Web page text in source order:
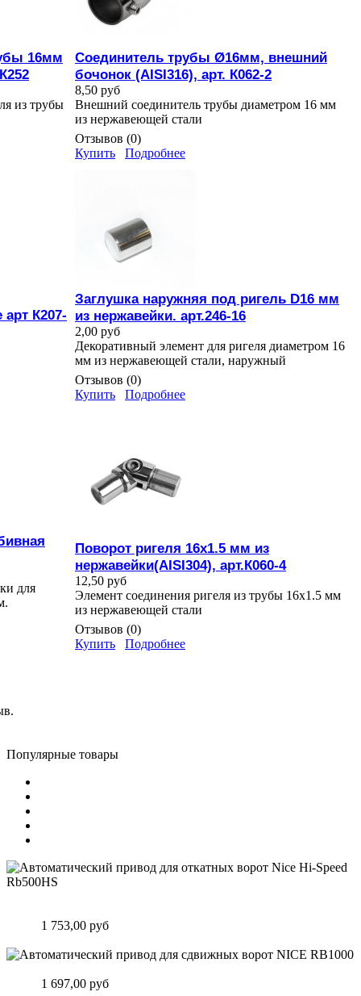
16мм
из трубы
Соединитель трубы Ø16мм, внешний
бочонок (AISI316), арт. К062-2
8,50 руб
Внешний соединитель трубы диаметром 16 мм
из нержавеющей стали
Отзывов (0)
Купить
Подробнее
К207-
Заглушка наружняя под ригель D16 мм
из нержавейки. арт.246-16
2,00 руб
Декоративный элемент для ригеля диаметром 16
мм из нержавеющей стали, наружный
Отзывов (0)
Купить
Подробнее
для
Поворот ригеля 16х1.5 мм из
нержавейки(AISI304), арт.К060-4
12,50 руб
Элемент соединения ригеля из трубы 16х1.5 мм
из нержавеющей стали
Отзывов (0)
Купить
Подробнее
Популярные товары
1 753,00 руб
1 697,00 руб